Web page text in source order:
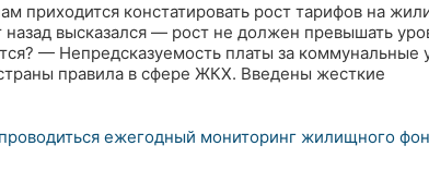
приходится констатировать рост тарифов на
назад высказался — рост не должен превышать
— Непредсказуемость платы за коммунальные
правила в сфере ЖКХ. Введены жесткие
ежегодный мониторинг жилищного